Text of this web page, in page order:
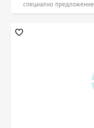
специално предложение